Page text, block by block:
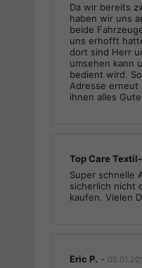
Da wir bereits
haben wir uns
beide
uns erhofft
dort sind Herr
umsehen kann
bedient wird.
Adresse erneut
ihnen alles
Top Care
Super schnelle
sicherlich nicht
kaufen. Vielen
Eric P. -